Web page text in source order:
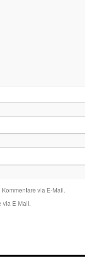
via E-Mail.
via E-Mail.